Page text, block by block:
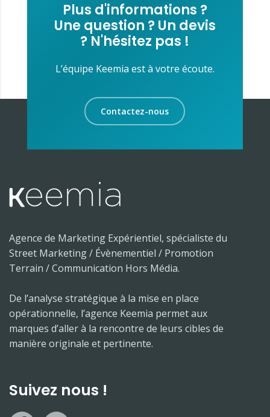
Plus d'informations ?
Une question ? Un devis
? N'hésitez pas !
L’équipe Keemia est à votre écoute.
Contactez-nous
Agence de Marketing Expérientiel, spécialiste du
Street Marketing / Évènementiel / Promotion
Terrain / Communication Hors Média.
De l’analyse stratégique à la mise en place
opérationnelle, l’agence Keemia permet aux
marques d’aller à la rencontre de leurs cibles de
manière originale et pertinente.
Suivez nous !